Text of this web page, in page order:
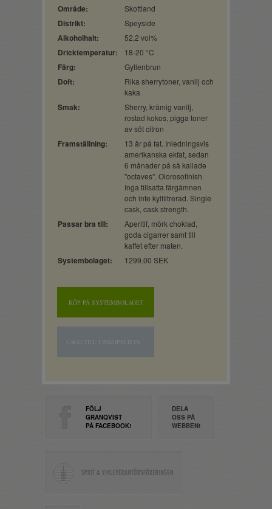
Område: Skottland
Distrikt: Speyside
Alkoholhalt: 52,2 vol%
Dricktemperatur: 18-20 °C
Färg: Gyllenbrun
Doft:
Rika sherrytoner, vanilj och
kaka
Smak:
Sherry, krämig vanilj,
rostad kokos, pigga toner
av söt citron
Framställning:
13 år på fat. Inledningsvis
amerikanska ekfat, sedan
6 månader på så kallade
"octaves". Olorosofinish.
Inga tillsatta färgämnen
och inte kylfiltrerad. Single
cask, cask strength.
Passar bra till:
Aperitif, mörk choklad,
goda cigarrer samt till
kaffet efter maten.
Systembolaget: 1299.00 SEK
KÖP PÅ SYSTEMBOLAGET
LÄGG TILL I INKÖPSLISTA
FÖLJ
GRANQVIST
PÅ FACEBOOK!
DELA
OSS PÅ
WEBBEN!